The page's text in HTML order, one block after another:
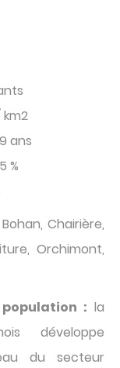
km2
ans
%
Chairière,
Orchimont,
: la
développe
du secteur